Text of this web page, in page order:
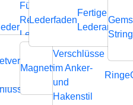
Flache
Lederschnüre
Endverschluss
Für
Regaliz
Leder
Magnetverschluss
Verschlüsse
im Anker-
und
Hakenstil
Ringe
Lederfaden
Fertige
Fertige Lederarmbänder
Leather